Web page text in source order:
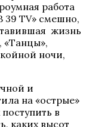
работа
39 ТV» смешно,
жизнь
«Танцы»,
ночи,
и
на «острые»
в
каких высот